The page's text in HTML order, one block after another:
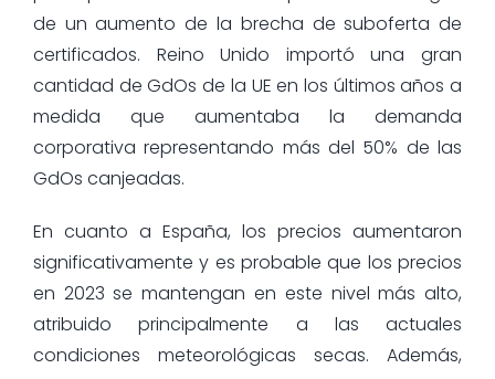
de un aumento de la brecha de suboferta de
certificados. Reino Unido importó una gran
cantidad de GdOs de la UE en los últimos años a
medida que aumentaba la demanda
corporativa representando más del 50% de las
GdOs canjeadas.
En cuanto a España, los precios aumentaron
significativamente y es probable que los precios
en 2023 se mantengan en este nivel más alto,
atribuido principalmente a las actuales
condiciones meteorológicas secas. Además,